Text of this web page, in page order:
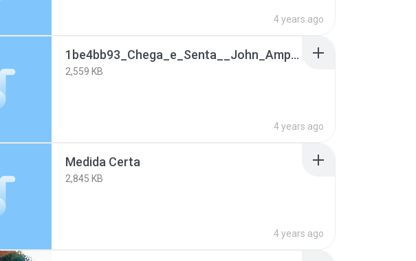
4 years ago
1be4bb93_Chega_e_Senta__John_Amplificado_(É_que_com_ele_você_tenta_comigo_cê_chega_e_senta..._).m4a.mp3
2,559 KB
4 years ago
Medida Certa
2,845 KB
4 years ago